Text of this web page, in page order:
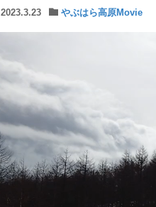
2023.3.23 やぶはら高原Movie